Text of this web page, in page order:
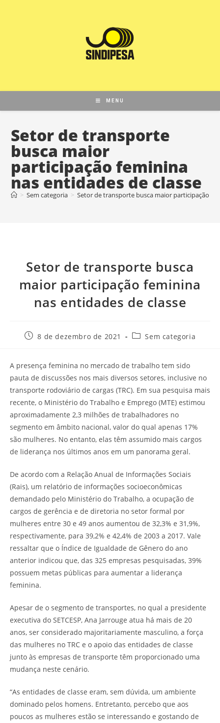
MENU
Setor de transporte
busca maior
participação feminina
nas entidades de classe
> Sem categoria > Setor de transporte busca maior participação
Setor de transporte busca
maior participação feminina
nas entidades de classe
8 de dezembro de 2021 Sem categoria
A presença feminina no mercado de trabalho tem sido
pauta de discussões nos mais diversos setores, inclusive no
transporte rodoviário de cargas (TRC). Em sua pesquisa mais
recente, o Ministério do Trabalho e Emprego (MTE) estimou
aproximadamente 2,3 milhões de trabalhadores no
segmento em âmbito nacional, valor do qual apenas 17%
são mulheres. No entanto, elas têm assumido mais cargos
de liderança nos últimos anos em um panorama geral.
De acordo com a Relação Anual de Informações Sociais
(Rais), um relatório de informações socioeconômicas
demandado pelo Ministério do Trabalho, a ocupação de
cargos de gerência e de diretoria no setor formal por
mulheres entre 30 e 49 anos aumentou de 32,3% e 31,9%,
respectivamente, para 39,2% e 42,4% de 2003 a 2017. Vale
ressaltar que o Índice de Igualdade de Gênero do ano
anterior indicou que, das 325 empresas pesquisadas, 39%
possuem metas públicas para aumentar a liderança
feminina.
Apesar de o segmento de transportes, no qual a presidente
executiva do SETCESP, Ana Jarrouge atua há mais de 20
anos, ser considerado majoritariamente masculino, a força
das mulheres no TRC e o apoio das entidades de classe
junto às empresas de transporte têm proporcionado uma
mudança neste cenário.
“As entidades de classe eram, sem dúvida, um ambiente
dominado pelos homens. Entretanto, percebo que aos
poucos as mulheres estão se interessando e gostando de